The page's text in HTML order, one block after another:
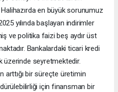
en büyük sorunumuz
yılında başlayan indirimler
ve politika faizi beş aydır üst
Bankalardaki ticari kredi
üzerinde seyretmektedir.
arttığı bir süreçte üretimin
için finansman bir